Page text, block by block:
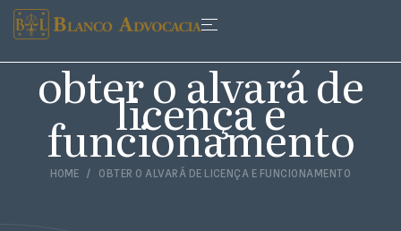
HOME OBTER O ALVARÁ DE LICENÇA E FUNCIONAMENTO
obter o alvará de
licença e
funcionamento